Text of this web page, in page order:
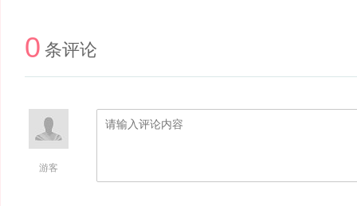
0 条评论
游客